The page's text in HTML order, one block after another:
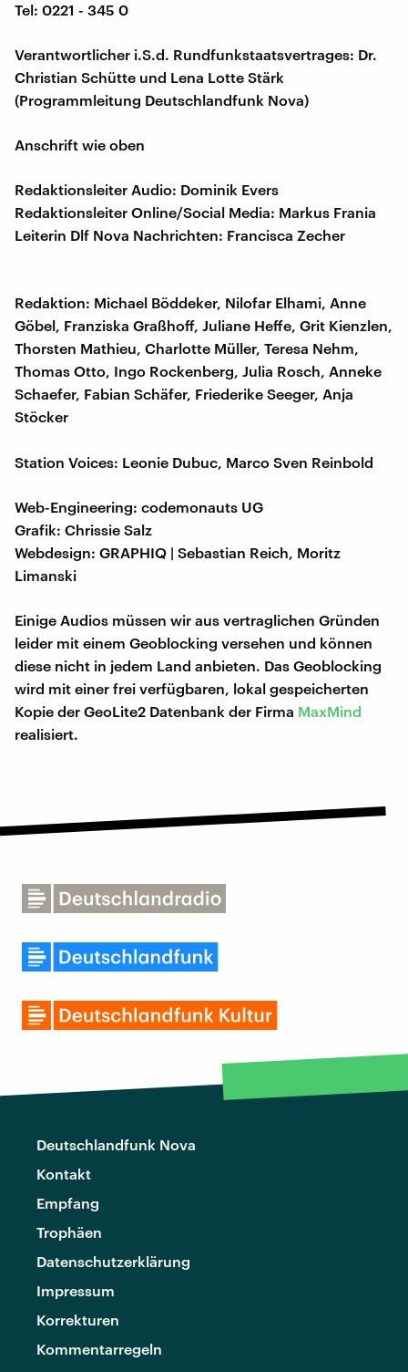
Tel: 0221 - 345 0
Verantwortlicher i.S.d. Rundfunkstaatsvertrages: Dr.
Christian Schütte und Lena Lotte Stärk
(Programmleitung Deutschlandfunk Nova)
Anschrift wie oben
Redaktionsleiter Audio: Dominik Evers
Redaktionsleiter Online/Social Media: Markus Frania
Leiterin Dlf Nova Nachrichten: Francisca Zecher
Redaktion: Michael Böddeker, Nilofar Elhami, Anne
Göbel, Franziska Graßhoff, Juliane Heffe, Grit Kienzlen,
Thorsten Mathieu, Charlotte Müller, Teresa Nehm,
Thomas Otto, Ingo Rockenberg, Julia Rosch, Anneke
Schaefer, Fabian Schäfer, Friederike Seeger, Anja
Stöcker
Station Voices: Leonie Dubuc, Marco Sven Reinbold
Web-Engineering: codemonauts UG
Grafik: Chrissie Salz
Webdesign: GRAPHIQ | Sebastian Reich, Moritz
Limanski
Einige Audios müssen wir aus vertraglichen Gründen
leider mit einem Geoblocking versehen und können
diese nicht in jedem Land anbieten. Das Geoblocking
wird mit einer frei verfügbaren, lokal gespeicherten
Kopie der GeoLite2 Datenbank der Firma MaxMind
realisiert.
Deutschlandfunk Nova
Kontakt
Empfang
Trophäen
Datenschutzerklärung
Impressum
Korrekturen
Kommentarregeln